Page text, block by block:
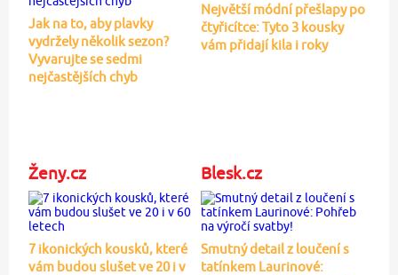
Jak na to, aby plavky
vydržely několik sezon?
Vyvarujte se sedmi
nejčastějších chyb
Největší módní přešlapy po
čtyřicítce: Tyto 3 kousky
vám přidají kila i roky
Ženy.cz
7 ikonických kousků, které
vám budou slušet ve 20 i v
Blesk.cz
Smutný detail z loučení s
tatínkem Laurinové: